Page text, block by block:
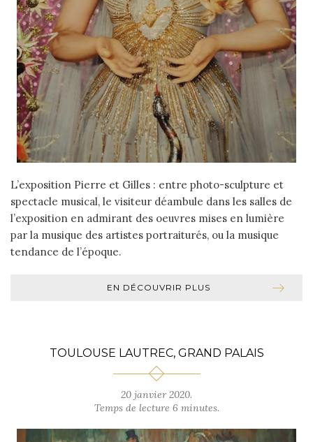
L’exposition Pierre et Gilles : entre photo-sculpture et
spectacle musical, le visiteur déambule dans les salles de
l’exposition en admirant des oeuvres mises en lumière
par la musique des artistes portraiturés, ou la musique
tendance de l’époque.
EN DÉCOUVRIR PLUS
TOULOUSE LAUTREC, GRAND PALAIS
20 janvier 2020.
Temps de lecture 6 minutes.